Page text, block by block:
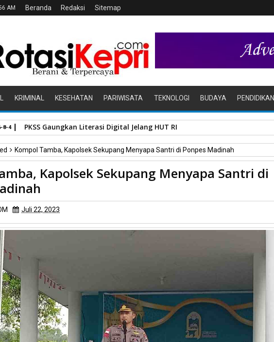
AM Beranda Redaksi Sitemap
KRIMINAL KESEHATAN PARIWISATA TEKNOLOGI BUDAYA PENDIDIKAN
PKSS Gaungkan Literasi Digital Jelang HUT RI
8-4
Kompol Tamba, Kapolsek Sekupang Menyapa Santri di Ponpes Madinah
Kapolsek Sekupang Menyapa Santri di
Juli 22, 2023